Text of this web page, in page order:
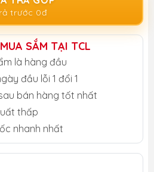
trước 0đ
SẮM TẠI TCL
là hàng đầu
đầu lỗi 1 đổi 1
bán hàng tốt nhất
thấp
nhanh nhất